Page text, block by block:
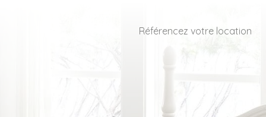
Référencez votre location